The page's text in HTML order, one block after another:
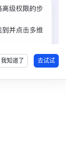
我知道了 去试试